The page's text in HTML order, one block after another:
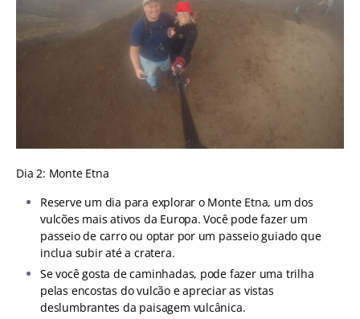
Dia 2: Monte Etna
Reserve um dia para explorar o Monte Etna, um dos
vulcões mais ativos da Europa. Você pode fazer um
passeio de carro ou optar por um passeio guiado que
inclua subir até a cratera.
Se você gosta de caminhadas, pode fazer uma trilha
pelas encostas do vulcão e apreciar as vistas
deslumbrantes da paisagem vulcânica.